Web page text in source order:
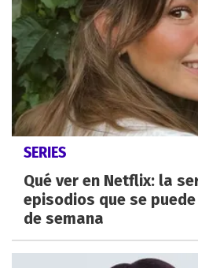
SERIES
Qué ver en Netflix: la
episodios que se
de semana